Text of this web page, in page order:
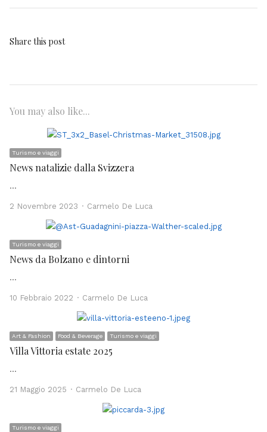
Share this post
You may also like...
Turismo e viaggi
News natalizie dalla Svizzera
…
2 Novembre 2023 Author
Carmelo De Luca
Turismo e viaggi
News da Bolzano e dintorni
…
10 Febbraio 2022 Author
Carmelo De Luca
Art & Fashion Food & Beverage Turismo e viaggi
Villa Vittoria estate 2025
…
21 Maggio 2025 Author
Carmelo De Luca
Turismo e viaggi